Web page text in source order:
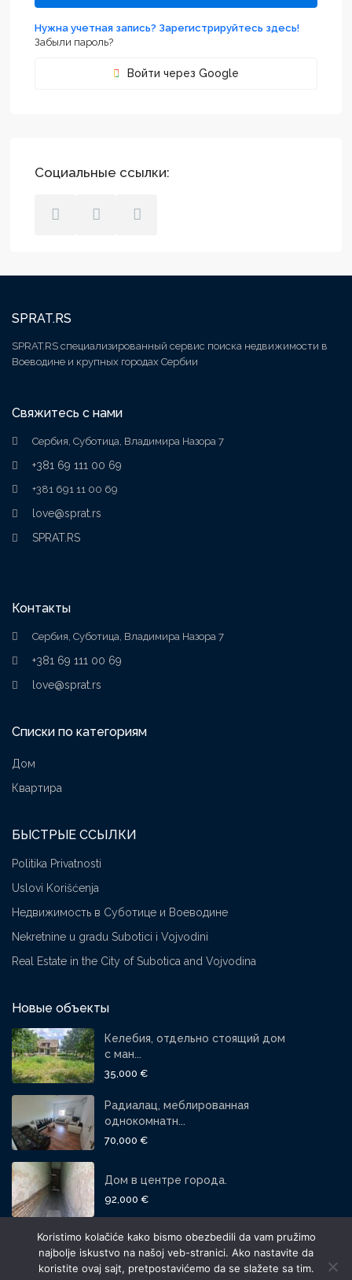
Нужна учетная запись? Зарегистрируйтесь здесь!
Забыли пароль?
Войти через Google
Социальные ссылки:
SPRAT.RS
SPRAT.RS специализированный сервис поиска недвижимости в
Воеводине и крупных городах Сербии
Свяжитесь с нами
Сербия, Суботица, Владимира Назора 7
+381 69 111 00 69
+381 691 11 00 69
love@sprat.rs
SPRAT.RS
Контакты
Сербия, Суботица, Владимира Назора 7
+381 69 111 00 69
love@sprat.rs
Списки по категориям
Дом
Квартира
БЫСТРЫЕ ССЫЛКИ
Politika Privatnosti
Uslovi Korišćenja
Недвижимость в Суботице и Воеводине
Nekretnine u gradu Subotici i Vojvodini
Real Estate in the City of Subotica and Vojvodina
Новые объекты
Келебия, отдельно стоящий дом
с ман...
35,000 €
Радиалац, меблированная
однокомнатн...
70,000 €
Дом в центре города.
92,000 €
СОЦИАЛЬНЫЕ СЕТИ:
Koristimo kolačiće kako bismo obezbedili da vam pružimo
najbolje iskustvo na našoj veb-stranici. Ako nastavite da
koristite ovaj sajt, pretpostavićemo da se slažete sa tim.